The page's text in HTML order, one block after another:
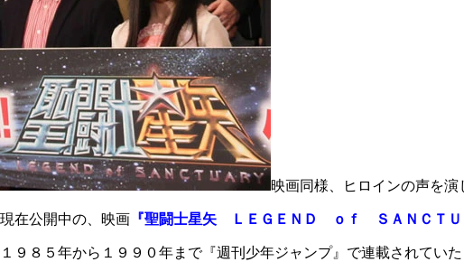
映画同様、ヒロインの声を
現在公開中の、映画 『聖闘士星矢 ＬＥＧＥＮＤ ｏｆ ＳＡＮＣＴＵ
１９８５年から１９９０年まで『週刊少年ジャンプ』で連載されていた